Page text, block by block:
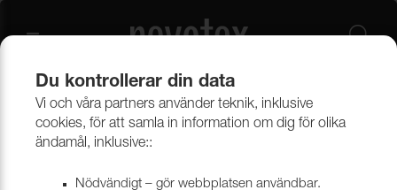
Beklädnadsmaterial Möbeltyger Alla möbeltyger
Du kontrollerar din data
Vi och våra partners använder teknik, inklusive
cookies, för att samla in information om dig för olika
ändamål, inklusive::
Nödvändigt – gör webbplatsen användbar.